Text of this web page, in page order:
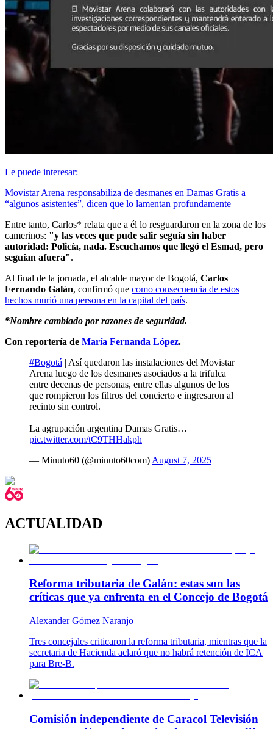
Le puede interesar:
Movistar Arena responsabiliza de desmanes en Damas Gratis a
“algunos asistentes”, dicen que lo lamentan profundamente
Entre tanto, Carlos* relata que a él lo resguardaron en la zona de los
camerinos: "y las veces que pude salir seguía sin haber
autoridad: Policía, nada. Escuchamos que llegó el Esmad, pero
seguían afuera".
Al final de la jornada, el alcalde mayor de Bogotá, Carlos
Fernando Galán, confirmó que como consecuencia de estos
hechos murió una persona en la capital del país.
*Nombre cambiado por razones de seguridad.
Con reportería de María Fernanda López.
#Bogotá | Así quedaron las instalaciones del Movistar
Arena luego de los desmanes asociados a la trifulca
entre decenas de personas, entre ellas algunos de los
que rompieron los filtros del concierto e ingresaron al
recinto sin control.
La agrupación argentina Damas Gratis…
pic.twitter.com/tC9THHakph
— Minuto60 (@minuto60com) August 7, 2025
ACTUALIDAD
Reforma tributaria de Galán: estas son las
críticas que ya enfrenta en el Concejo de Bogotá
Alexander Gómez Naranjo
Tres concejales criticaron la reforma tributaria, mientras que la
secretaria de Hacienda aclaró que no habrá retención de ICA
para Bre-B.
Comisión independiente de Caracol Televisión